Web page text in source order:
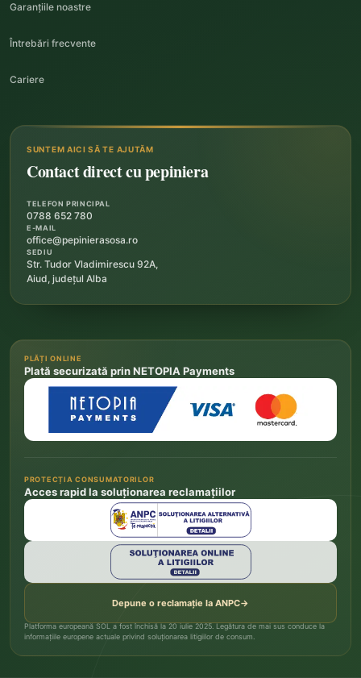
Garanțiile noastre
Întrebări frecvente
Cariere
SUNTEM AICI SĂ TE AJUTĂM
Contact direct cu pepiniera
TELEFON PRINCIPAL
0788 652 780
E-MAIL
office@pepinierasosa.ro
SEDIU
Str. Tudor Vladimirescu 92A,
Aiud, județul Alba
PLĂȚI ONLINE
Plată securizată prin NETOPIA Payments
PROTECȚIA CONSUMATORILOR
Acces rapid la soluționarea reclamațiilor
Depune o reclamație la ANPC→
Platforma europeană SOL a fost închisă la 20 iulie 2025. Legătura de mai sus conduce la
informațiile europene actuale privind soluționarea litigiilor de consum.